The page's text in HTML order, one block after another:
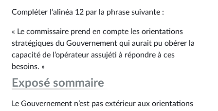
Compléter l’alinéa 12 par la phrase suivante :
« Le commissaire prend en compte les orientations
stratégiques du Gouvernement qui aurait pu obérer la
capacité de l’opérateur assujéti à répondre à ces
besoins. »
Exposé sommaire
Le Gouvernement n’est pas extérieur aux orientations